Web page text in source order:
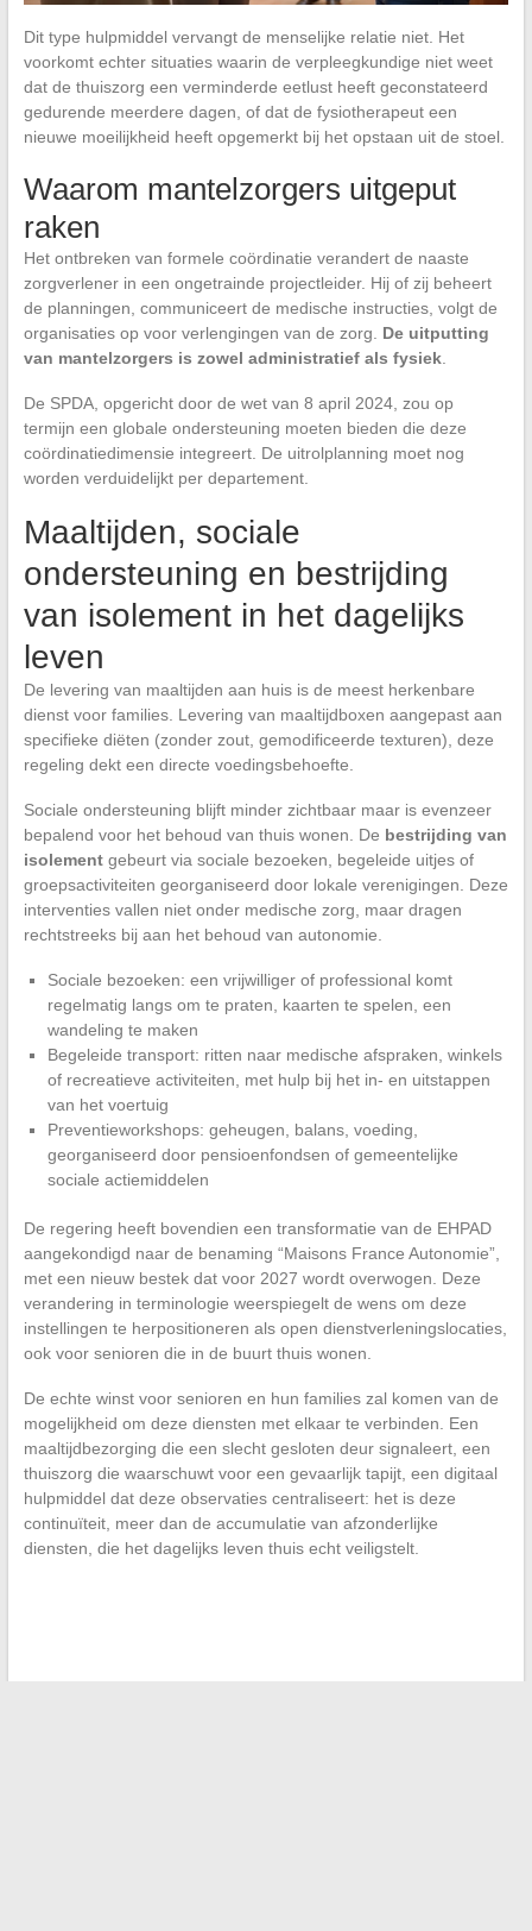
Dit type hulpmiddel vervangt de menselijke relatie niet. Het
voorkomt echter situaties waarin de verpleegkundige niet weet
dat de thuiszorg een verminderde eetlust heeft geconstateerd
gedurende meerdere dagen, of dat de fysiotherapeut een
nieuwe moeilijkheid heeft opgemerkt bij het opstaan uit de stoel.
Waarom mantelzorgers uitgeput
raken
Het ontbreken van formele coördinatie verandert de naaste
zorgverlener in een ongetrainde projectleider. Hij of zij beheert
de planningen, communiceert de medische instructies, volgt de
organisaties op voor verlengingen van de zorg. De uitputting
van mantelzorgers is zowel administratief als fysiek.
De SPDA, opgericht door de wet van 8 april 2024, zou op
termijn een globale ondersteuning moeten bieden die deze
coördinatiedimensie integreert. De uitrolplanning moet nog
worden verduidelijkt per departement.
Maaltijden, sociale
ondersteuning en bestrijding
van isolement in het dagelijks
leven
De levering van maaltijden aan huis is de meest herkenbare
dienst voor families. Levering van maaltijdboxen aangepast aan
specifieke diëten (zonder zout, gemodificeerde texturen), deze
regeling dekt een directe voedingsbehoefte.
Sociale ondersteuning blijft minder zichtbaar maar is evenzeer
bepalend voor het behoud van thuis wonen. De bestrijding van
isolementgebeurt via sociale bezoeken, begeleide uitjes of
groepsactiviteiten georganiseerd door lokale verenigingen. Deze
interventies vallen niet onder medische zorg, maar dragen
rechtstreeks bij aan het behoud van autonomie.
Sociale bezoeken: een vrijwilliger of professional komt
regelmatig langs om te praten, kaarten te spelen, een
wandeling te maken
Begeleide transport: ritten naar medische afspraken, winkels
of recreatieve activiteiten, met hulp bij het in- en uitstappen
van het voertuig
Preventieworkshops: geheugen, balans, voeding,
georganiseerd door pensioenfondsen of gemeentelijke
sociale actiemiddelen
De regering heeft bovendien een transformatie van de EHPAD
aangekondigd naar de benaming “Maisons France Autonomie”,
met een nieuw bestek dat voor 2027 wordt overwogen. Deze
verandering in terminologie weerspiegelt de wens om deze
instellingen te herpositioneren als open dienstverleningslocaties,
ook voor senioren die in de buurt thuis wonen.
De echte winst voor senioren en hun families zal komen van de
mogelijkheid om deze diensten met elkaar te verbinden. Een
maaltijdbezorging die een slecht gesloten deur signaleert, een
thuiszorg die waarschuwt voor een gevaarlijk tapijt, een digitaal
hulpmiddel dat deze observaties centraliseert: het is deze
continuïteit, meer dan de accumulatie van afzonderlijke
diensten, die het dagelijks leven thuis echt veiligstelt.